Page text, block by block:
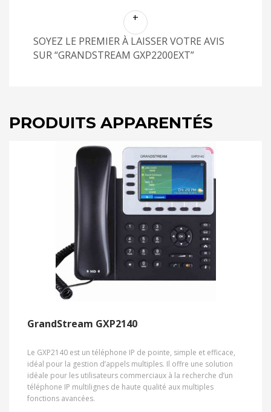
SOYEZ LE PREMIER À LAISSER VOTRE AVIS
SUR “GRANDSTREAM GXP2200EXT”
PRODUITS APPARENTÉS
GrandStream GXP2140
Le GXP2140 est un téléphone IP de pointe, simple et efficace,
idéal pour la gestion d’appels multiples. Il offre une solution
idéale pour les utilisateurs commerciaux à la recherche d’un
téléphone IP multilignes de haute qualité aux multiples
fonctions avancées.